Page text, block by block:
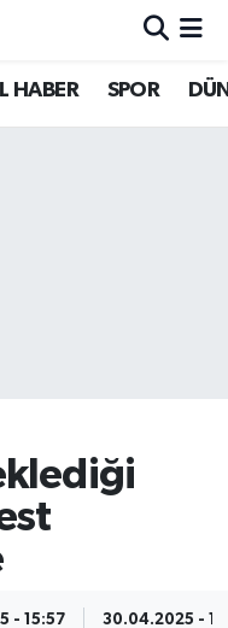
HABER SPOR
- 15:57 30.04.2025 -